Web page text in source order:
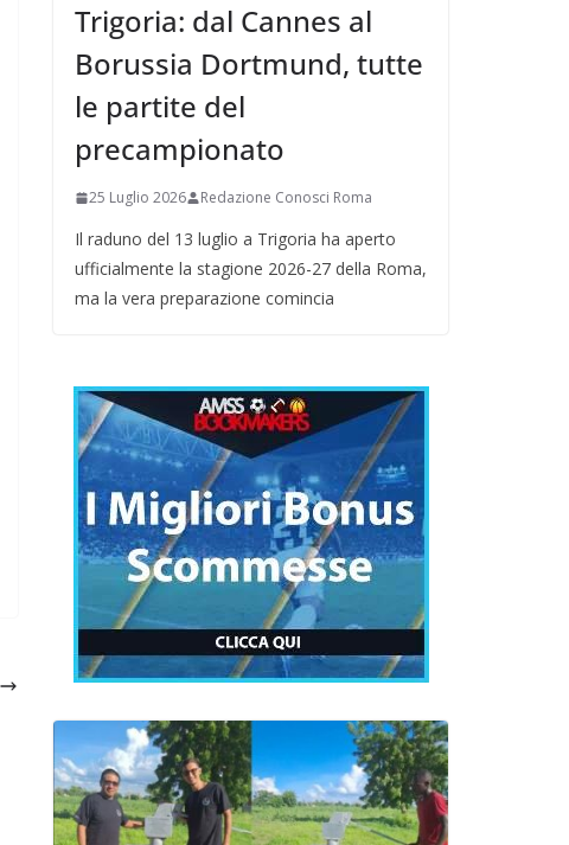
Trigoria: dal Cannes al
Borussia Dortmund, tutte
le partite del
precampionato
25 Luglio 2026 Redazione Conosci Roma
Il raduno del 13 luglio a Trigoria ha aperto
ufficialmente la stagione 2026-27 della Roma,
ma la vera preparazione comincia